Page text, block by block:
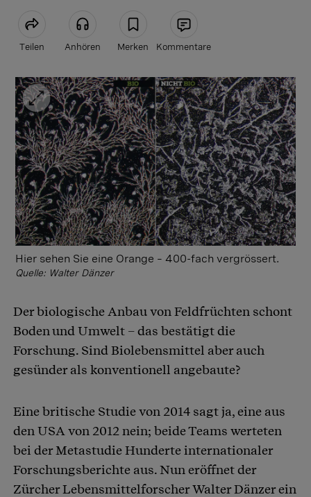
Teilen Anhören Merken Kommentare
Artikel teilen
Hier sehen Sie eine Orange – 400-fach vergrössert.
Quelle: Walter Dänzer
Der biologische Anbau von Feldfrüchten schont
Boden und Umwelt – das bestätigt die
Forschung. Sind Biolebensmittel aber auch
gesünder als konventionell angebaute?
Eine britische Studie von 2014 sagt ja, eine aus
den USA von 2012 nein; beide Teams werteten
bei der Metastudie Hunderte internationaler
Forschungsberichte aus. Nun eröffnet der
Zürcher Lebensmittelforscher Walter Dänzer ein